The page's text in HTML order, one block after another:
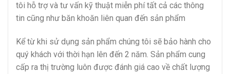
tôi hỗ trợ và tư vấn kỹ thuật miễn phí tất cả các thông
tin cũng như băn khoăn liên quan đến sản phẩm
Kể từ khi sử dụng sản phẩm chúng tôi sẽ bảo hành cho
quý khách với thời hạn lên đến 2 năm. Sản phẩm cung
cấp ra thị trường luôn được đánh giá cao về chất lượng